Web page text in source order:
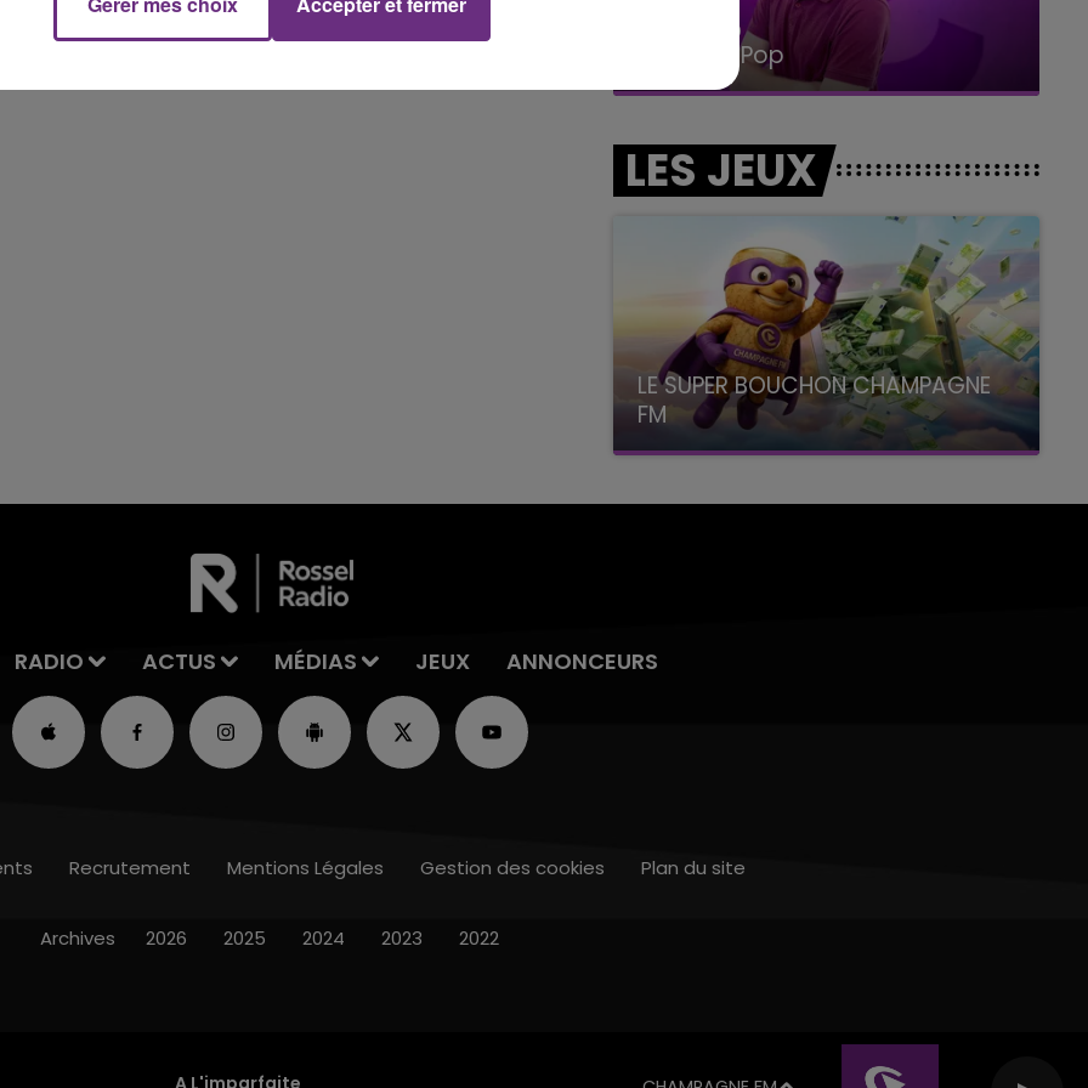
14h00 - 15h00
La Radio Pop
LES JEUX
LE SUPER BOUCHON CHAMPAGNE
FM
avec La Famille Champagne FM, à 8H10
RADIO ACTUS MÉDIAS JEUX ANNONCEURS
A L'imparfaite
Recrutement Mentions Légales Gestion des cookies Plan du site
Archives 2026 2025 2024 2023 2022